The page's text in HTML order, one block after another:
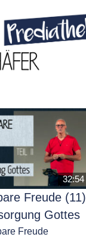
32:54
Freude (11)
Gottes
Freude